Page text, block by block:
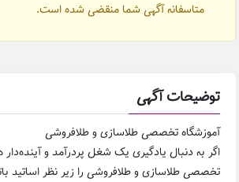
متاسفانه آگهی شما منقضی شده است.
توضیحات آگهی
آموزشگاه تخصصی طلاسازی و طلافروشی
اگر به دنبال یادگیری یک شغل پردرآمد و
تخصصی طلاسازی و طلافروشی را زیر نظر اساتید